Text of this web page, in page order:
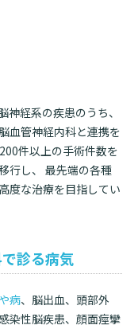
経系の疾患のうち、
血管神経内科と連携を
件以上の手術件数を
行し、 最先端の各種
度な治療を目指してい
診る病気
病、脳出血、頭部外
染性脳疾患、顔面痙攣